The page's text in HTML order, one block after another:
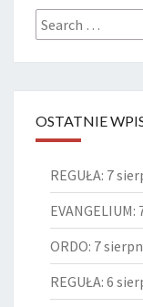
Search
for:
OSTATNIE
REGUŁA: 7
ORDO: 7
REGUŁA: 6